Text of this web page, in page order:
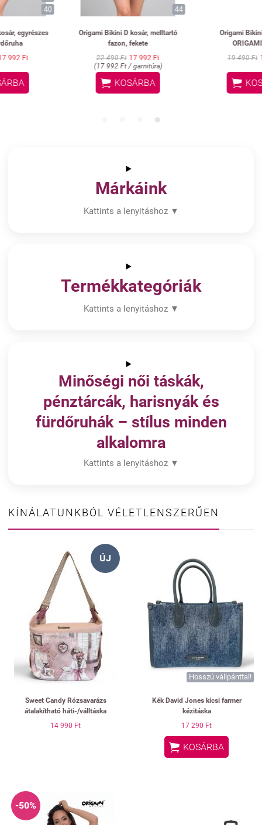
44
Origami Bikini D kosár, melltartó
17 992 Ft
(17 992 Ft / garnitúra)
Origami Bikini strandruha
15 592 Ft
Márkáink
Kattints a lenyitáshoz ▼
Termékkategóriák
Kattints a lenyitáshoz ▼
Minőségi női táskák,
pénztárcák, harisnyák és
fürdőruhák – stílus minden
alkalomra
Kattints a lenyitáshoz ▼
KÍNÁLATUNKBÓL VÉLETLENSZERŰEN
ÚJ
Sweet Candy Rózsavarázs
átalakítható háti-/válltáska
14 990 Ft
Hosszú vállpánttal!
Kék David Jones kicsi farmer
kézitáska
17 290 Ft
 KOSÁRBA
-50%